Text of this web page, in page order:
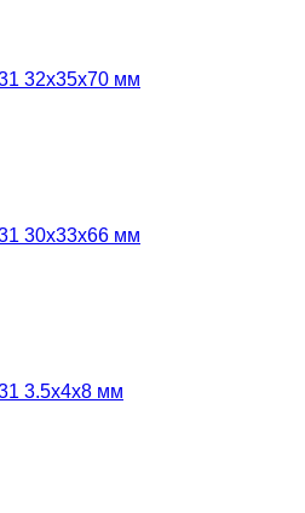
32x35x70 мм
30x33x66 мм
3.5x4x8 мм